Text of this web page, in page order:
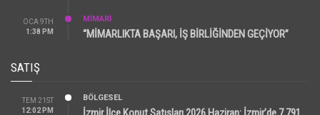
OCA 9TH
1:38 PM
MİMARİ
“MİMARLIKTA BAŞARI, İŞ BİRLİĞİNDEN GEÇİYOR”
SATIŞ
TEM 21ST
12:02 PM
BÖLGESEL